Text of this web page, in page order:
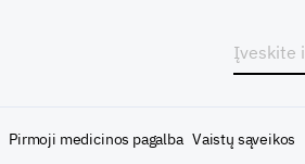
Pirmoji medicinos pagalba Vaistų sąveikos